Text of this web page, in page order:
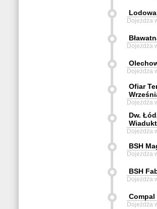
Lodowa
Dojeżdża
Dojeżdża
Dojeżdża
Ofiar
Dojeżdża
Dw.
Dojeżdża
BSH
Dojeżdża
BSH
Dojeżdża
Compal
Dojeżdża